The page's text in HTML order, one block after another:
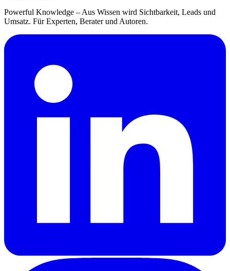
Powerful Knowledge – Aus Wissen wird Sichtbarkeit, Leads und
Umsatz. Für Experten, Berater und Autoren.